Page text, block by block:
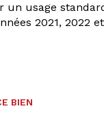
vis à vis
sol par pompe à
neuves.
via l'A352,
un usage
2021, 2022
BIEN